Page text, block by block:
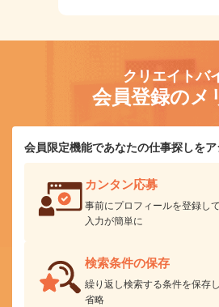
クリエイトバ
会員登録のメ
会員限定機能であなたの仕事探しをア
カンタン応募
事前にプロフィールを登録し
入力が簡単に
検索条件の保存
繰り返し検索する条件を保存
省略